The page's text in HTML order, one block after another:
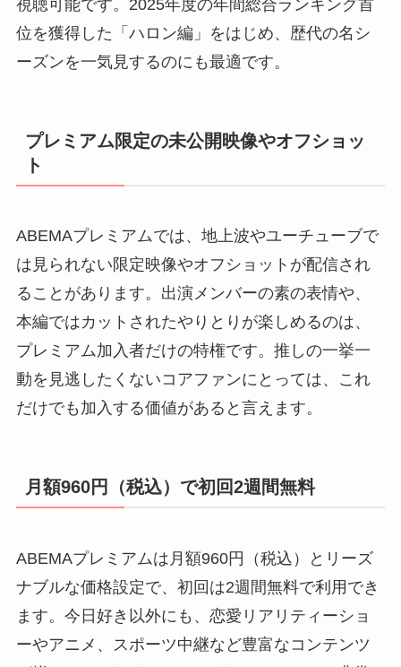
視聴可能です。2025年度の年間総合ランキング首
位を獲得した「ハロン編」をはじめ、歴代の名シ
ーズンを一気見するのにも最適です。
プレミアム限定の未公開映像やオフショッ
ト
ABEMAプレミアムでは、地上波やユーチューブで
は見られない限定映像やオフショットが配信され
ることがあります。出演メンバーの素の表情や、
本編ではカットされたやりとりが楽しめるのは、
プレミアム加入者だけの特権です。推しの一挙一
動を見逃したくないコアファンにとっては、これ
だけでも加入する価値があると言えます。
月額960円（税込）で初回2週間無料
ABEMAプレミアムは月額960円（税込）とリーズ
ナブルな価格設定で、初回は2週間無料で利用でき
ます。今日好き以外にも、恋愛リアリティーショ
ーやアニメ、スポーツ中継など豊富なコンテンツ